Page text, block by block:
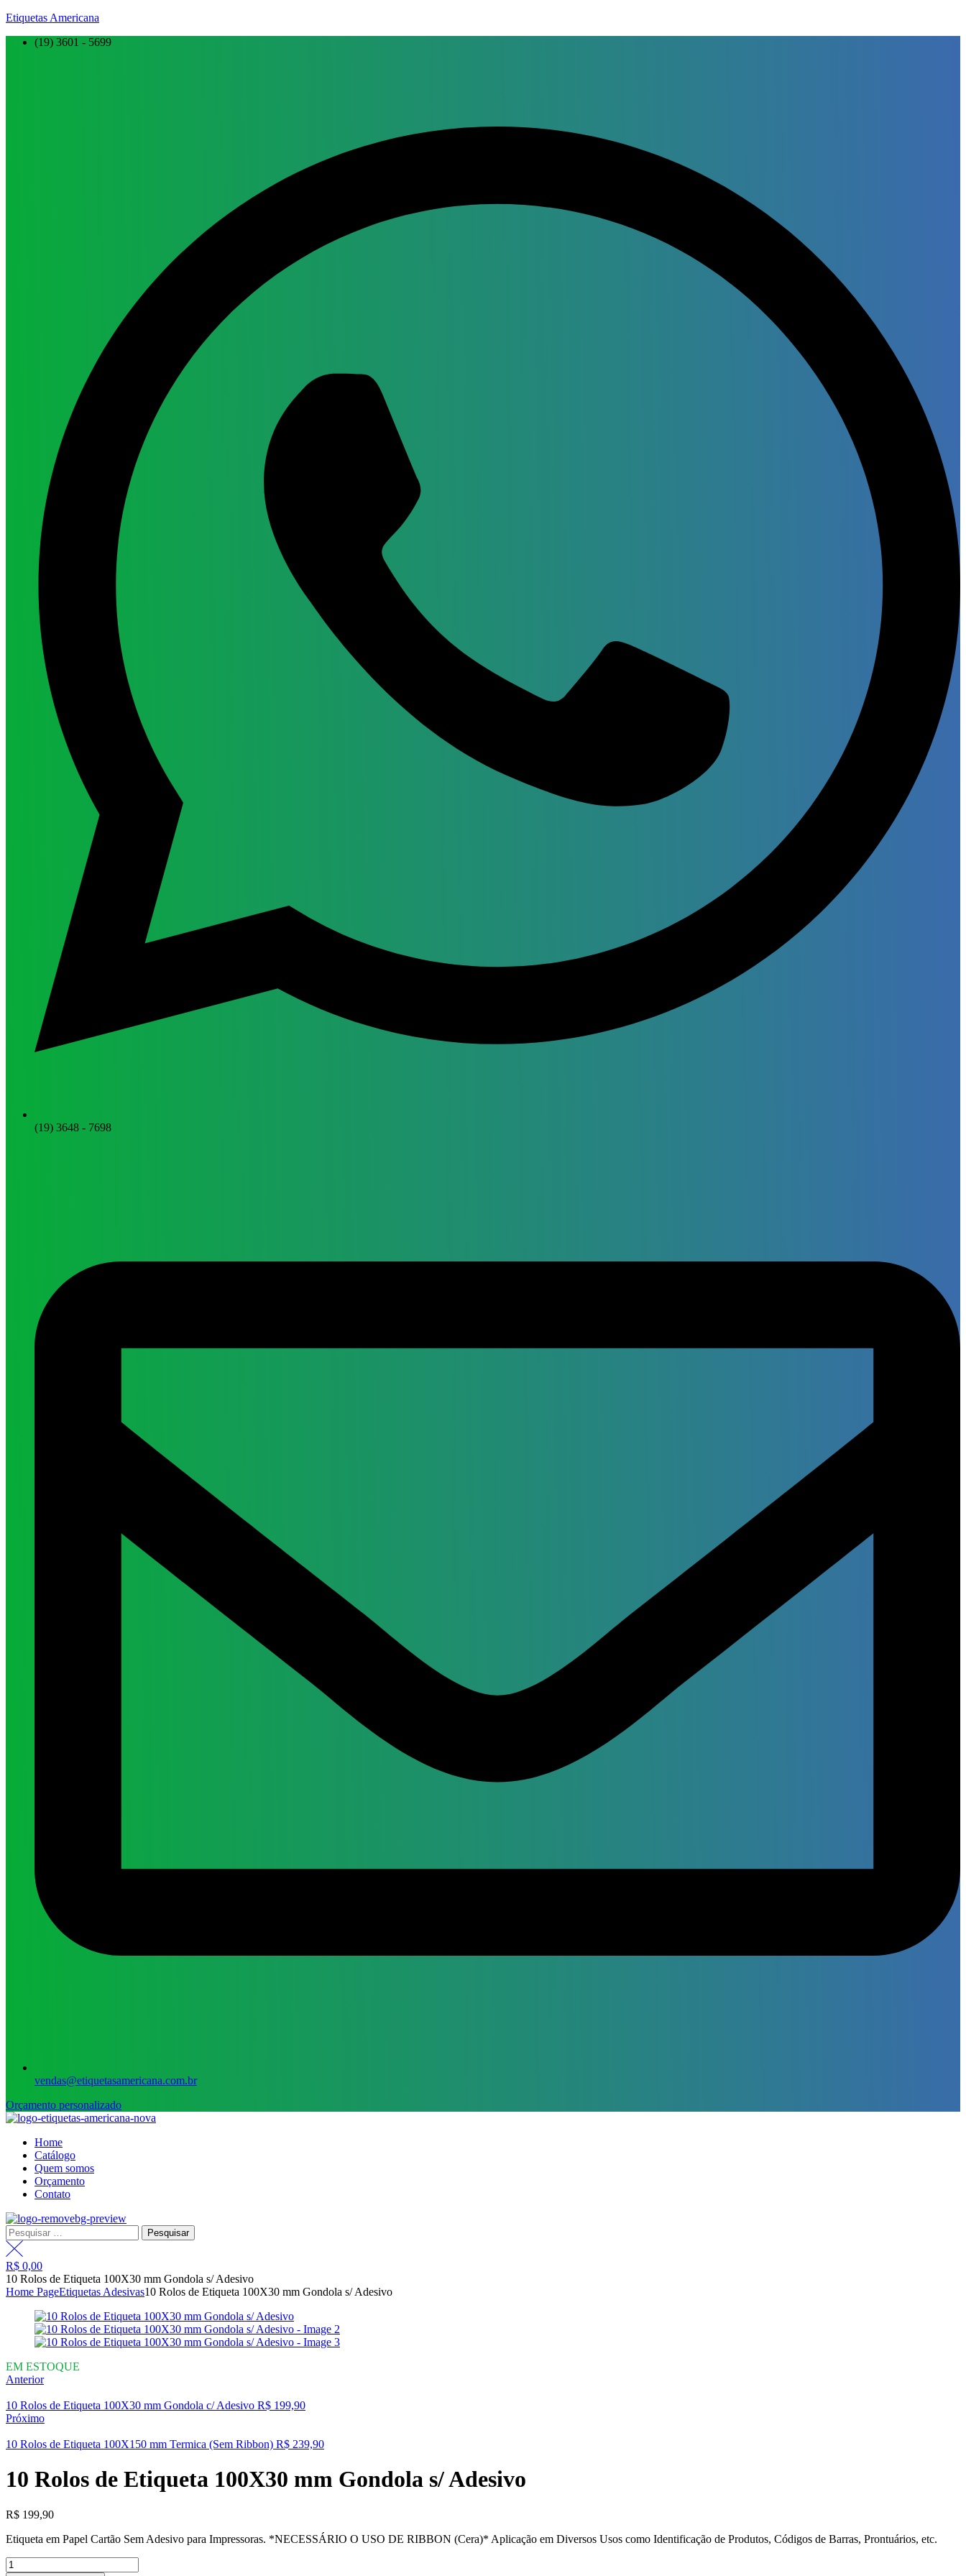
Etiquetas Americana
(19) 3601 - 5699
(19) 3648 - 7698
vendas@etiquetasamericana.com.br
Orçamento personalizado
Menu
Home
Catálogo
Quem somos
Orçamento
Contato
Pesquisar
por:
R$ 0,00
10 Rolos de Etiqueta 100X30 mm Gondola s/ Adesivo
Home PageEtiquetas Adesivas10 Rolos de Etiqueta 100X30 mm Gondola s/ Adesivo
Availability:
EM ESTOQUE
Anterior
10 Rolos de Etiqueta 100X30 mm Gondola c/ Adesivo R$ 199,90
Próximo
10 Rolos de Etiqueta 100X150 mm Termica (Sem Ribbon) R$ 239,90
10 Rolos de Etiqueta 100X30 mm Gondola s/ Adesivo
R$ 199,90
Etiqueta em Papel Cartão Sem Adesivo para Impressoras. *NECESSÁRIO O USO DE RIBBON (Cera)* Aplicação em Diversos Usos como Identificação de Produtos, Códigos de Barras, Prontuários, etc.
10